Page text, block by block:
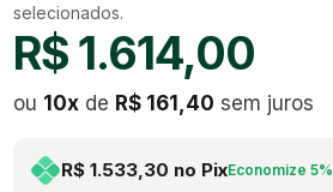
selecionados.
R$ 1.614,00
ou 10x de R$ 161,40 sem juros
R$ 1.533,30 no PixEconomize 5%